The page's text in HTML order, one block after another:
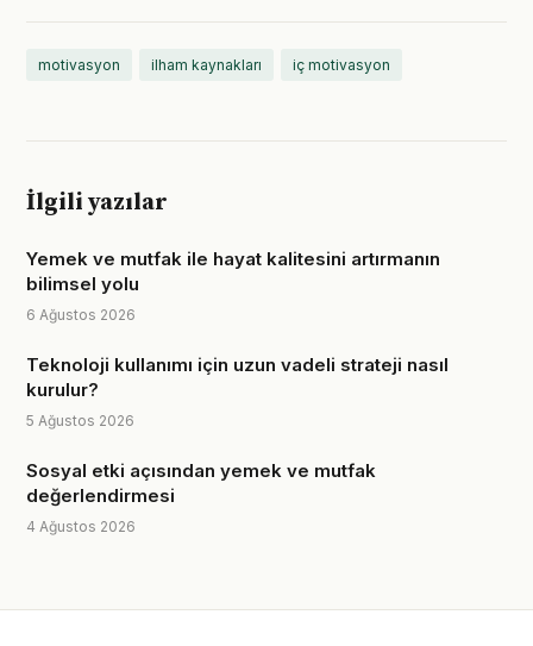
motivasyon ilham kaynakları iç motivasyon
İlgili yazılar
Yemek ve mutfak ile hayat kalitesini artırmanın
bilimsel yolu
6 Ağustos 2026
Teknoloji kullanımı için uzun vadeli strateji nasıl
kurulur?
5 Ağustos 2026
Sosyal etki açısından yemek ve mutfak
değerlendirmesi
4 Ağustos 2026